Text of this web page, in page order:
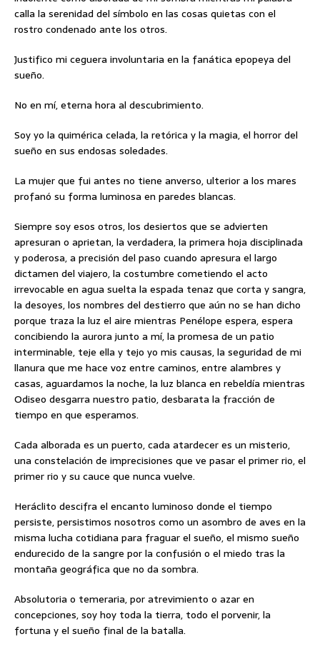
calla la serenidad del símbolo en las cosas quietas con el
rostro condenado ante los otros.
Justifico mi ceguera involuntaria en la fanática epopeya del
sueño.
No en mí, eterna hora al descubrimiento.
Soy yo la quimérica celada, la retórica y la magia, el horror del
sueño en sus endosas soledades.
La mujer que fui antes no tiene anverso, ulterior a los mares
profanó su forma luminosa en paredes blancas.
Siempre soy esos otros, los desiertos que se advierten
apresuran o aprietan, la verdadera, la primera hoja disciplinada
y poderosa, a precisión del paso cuando apresura el largo
dictamen del viajero, la costumbre cometiendo el acto
irrevocable en agua suelta la espada tenaz que corta y sangra,
la desoyes, los nombres del destierro que aún no se han dicho
porque traza la luz el aire mientras Penélope espera, espera
concibiendo la aurora junto a mí, la promesa de un patio
interminable, teje ella y tejo yo mis causas, la seguridad de mi
llanura que me hace voz entre caminos, entre alambres y
casas, aguardamos la noche, la luz blanca en rebeldía mientras
Odiseo desgarra nuestro patio, desbarata la fracción de
tiempo en que esperamos.
Cada alborada es un puerto, cada atardecer es un misterio,
una constelación de imprecisiones que ve pasar el primer rio, el
primer rio y su cauce que nunca vuelve.
Heráclito descifra el encanto luminoso donde el tiempo
persiste, persistimos nosotros como un asombro de aves en la
misma lucha cotidiana para fraguar el sueño, el mismo sueño
endurecido de la sangre por la confusión o el miedo tras la
montaña geográfica que no da sombra.
Absolutoria o temeraria, por atrevimiento o azar en
concepciones, soy hoy toda la tierra, todo el porvenir, la
fortuna y el sueño final de la batalla.